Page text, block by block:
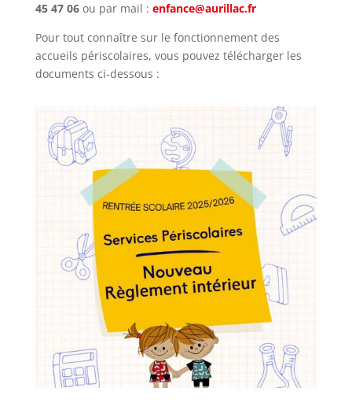
45 47 06ou par mail : enfance@aurillac.fr
Pour tout connaître sur le fonctionnement des
accueils périscolaires, vous pouvez télécharger les
documents ci-dessous :